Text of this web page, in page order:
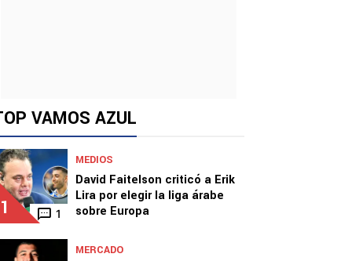
VAMOS AZUL
1 1
MEDIOS
David Faitelson criticó a Erik
Lira por elegir la liga árabe
sobre Europa
MERCADO